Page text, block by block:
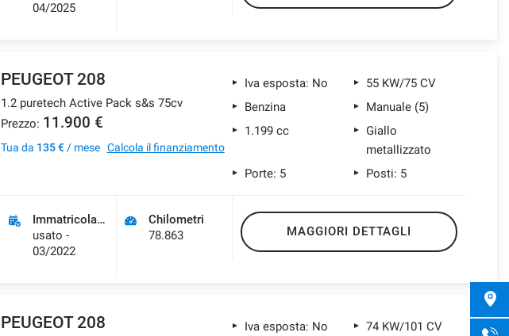
04/2025
PEUGEOT 208
1.2 puretech Active Pack s&s 75cv
Prezzo: 11.900 €
Tua da 135 €/ mese Calcola il finanziamento
Iva esposta: No
55 KW/75 CV
Benzina
Manuale (5)
1.199 cc
Giallo
metallizzato
Porte: 5
Posti: 5
Immatricolazione
usato -
03/2022
Chilometri
78.863
MAGGIORI DETTAGLI
PEUGEOT 208 Iva esposta: No
74 KW/101 CV